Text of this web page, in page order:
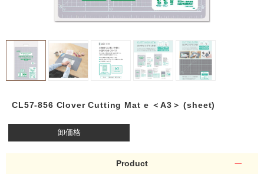
CL57-856 Clover Cutting Mat e ＜A3＞ (sheet)
卸価格
Product